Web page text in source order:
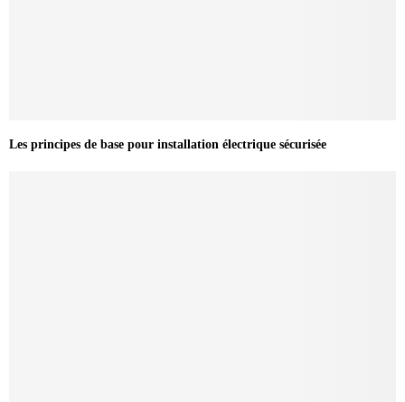
Les principes de base pour installation électrique sécurisée